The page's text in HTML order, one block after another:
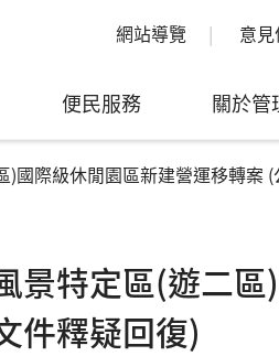
網站導覽 意
便民服務 關於管
)國際級休閒園區新建營運移轉案
景特定區(遊二
件釋疑回復)